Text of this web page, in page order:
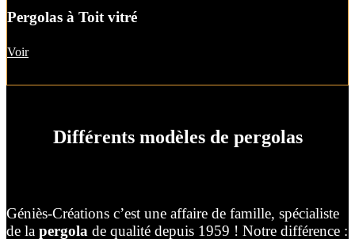
Pergolas à Toit vitré
Voir
Différents modèles de pergolas
Géniès-Créations c’est une affaire de famille, spécialiste
de la pergola de qualité depuis 1959 ! Notre différence :